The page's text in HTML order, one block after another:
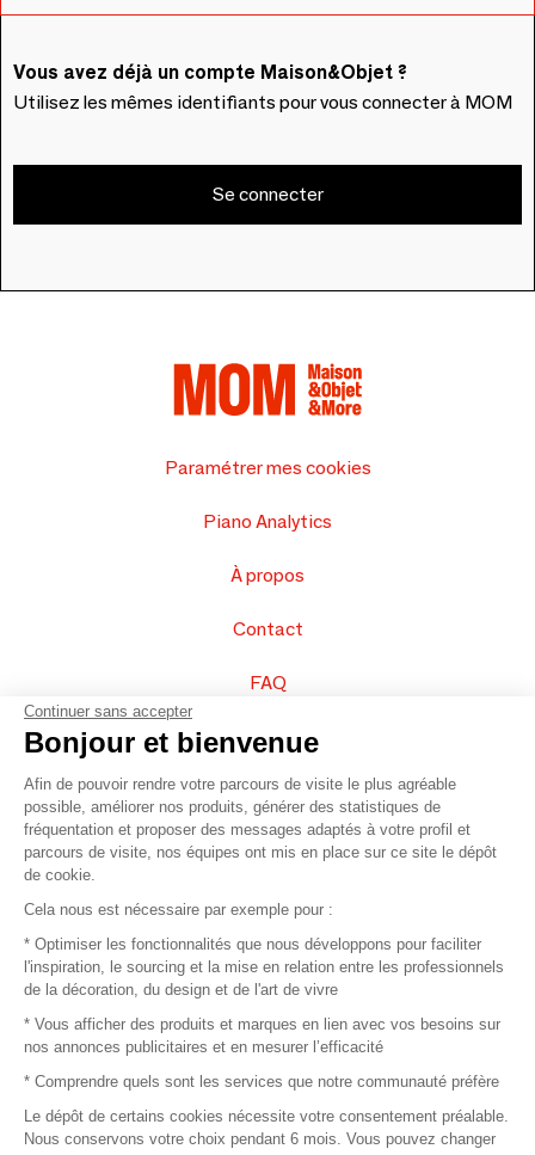
Vous avez déjà un compte Maison&Objet ?
Utilisez les mêmes identifiants pour vous connecter à MOM
Se connecter
Paramétrer mes cookies
Piano Analytics
À propos
Contact
FAQ
Vendez vos produits
Plan du site
© 2016 –Organisation SAFI
Recrutement
Mentions légales
Continuer sans accepter
Bonjour et bienvenue
Afin de pouvoir rendre votre parcours de visite le plus agréable
possible, améliorer nos produits, générer des statistiques de
fréquentation et proposer des messages adaptés à votre profil et
parcours de visite, nos équipes ont mis en place sur ce site le dépôt
de cookie.
Cela nous est nécessaire par exemple pour :
* Optimiser les fonctionnalités que nous développons pour faciliter
l'inspiration, le sourcing et la mise en relation entre les professionnels
de la décoration, du design et de l'art de vivre
* Vous afficher des produits et marques en lien avec vos besoins sur
nos annonces publicitaires et en mesurer l’efficacité
* Comprendre quels sont les services que notre communauté préfère
Le dépôt de certains cookies nécessite votre consentement préalable.
Nous conservons votre choix pendant 6 mois. Vous pouvez changer